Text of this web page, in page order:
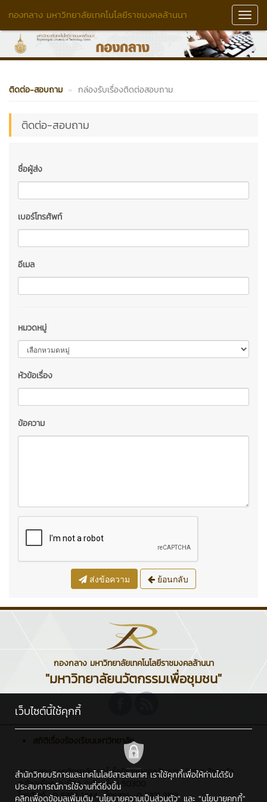
กองกลาง มหาวิทยาลัยเทคโนโลยีราชมงคลล้านนา
ติดต่อ-สอบถาม กล่องรับเรื่องติดต่อสอบถาม
ติดต่อ-สอบถาม
ชื่อผู้ส่ง
เบอร์โทรศัพท์
อีเมล
หมวดหมู่
หัวข้อเรื่อง
ข้อความ
ส่งข้อความ ย้อนกลับ
กองกลาง มหาวิทยาลัยเทคโนโลยีราชมงคลล้านนา
"มหาวิทยาลัยนวัตกรรมเพื่อชุมชน"
สถิติเรื่องร้องเรียนมหาวิทยาลัย
กองกลาง มหาวิทยาลัยเทคโนโลยีราชมงคลล้านนา : 128 ถ.ห้วยแก้ว
ต.ช้างเผือก อ.เมือง จ.เชียงใหม่ 50300
โทรศัพท์ : 0 5392 1444 , โทรสาร : 0 5321 3183
เว็บไซต์นี้ใช้คุกกี้
สำนักวิทยบริการและเทคโนโลยีสารสนเทศ เราใช้คุกกี้เพื่อให้ท่านได้รับ
ประสบการณ์การใช้งานที่ดียิ่งขึ้น
คลิกเพื่อดูข้อมูลเพิ่มเติม "นโยบายความเป็นส่วนตัว" และ "นโยบายคุกกี้"